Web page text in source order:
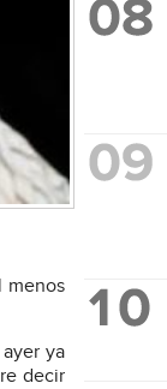
menos
ya
decir